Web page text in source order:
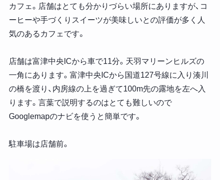
カフェ。店舗はとても分かりづらい場所にありますが、コ
ーヒーや手づくりスイーツが美味しいとの評価が多く人
気のあるカフェです。
店舗は富津中央ICから車で11分。天羽マリーンヒルズの
一角にあります。富津中央ICから国道127号線に入り湊川
の橋を渡り、内房線の上を過ぎて100m先の露地を左へ入
ります。言葉で説明するのはとても難しいので
Googlemapのナビを使うと簡単です。
駐車場は店舗前。